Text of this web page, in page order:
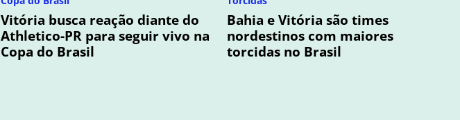
Vitória busca reação diante do
Athletico-PR para seguir vivo na
Copa do Brasil
Bahia e Vitória são times
nordestinos com maiores
torcidas no Brasil